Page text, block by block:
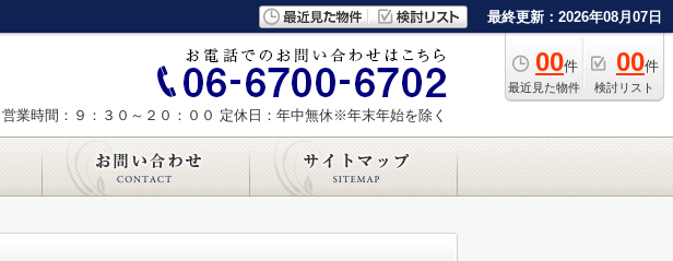
最終更新：2026年08月07日
00件
最近見た物件
00件
検討リスト
営業時間：９：３０～２０：００ 定休日：年中無休※年末年始を除く